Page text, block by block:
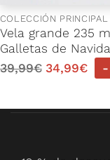
COLECCIÓN PRINCIPAL
Vela grande 235
Galletas de
39,99€ 34,99€ -